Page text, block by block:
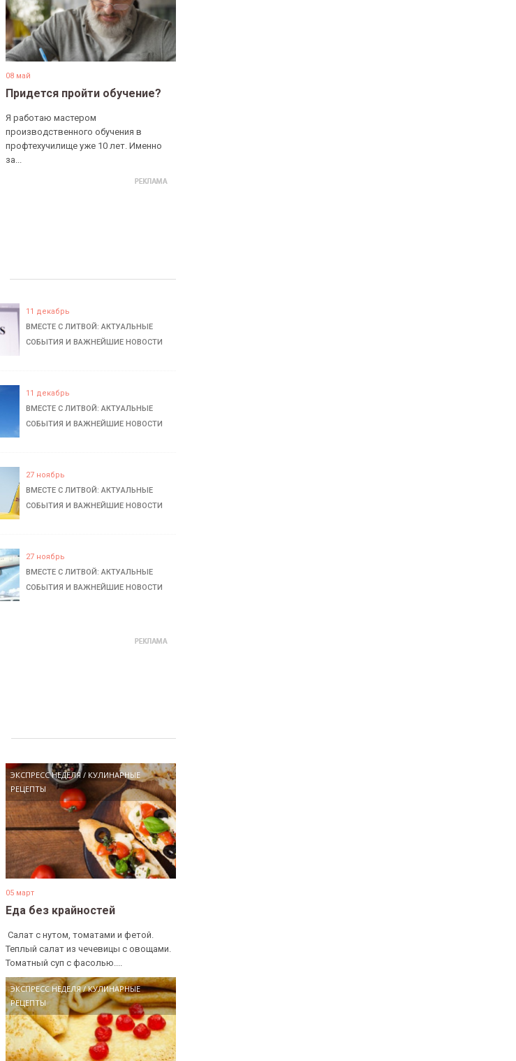
08 май
Придется пройти обучение?
Я работаю мастером
производственного обучения в
профтехучилище уже 10 лет. Именно
за...
11 декабрь
ВМЕСТЕ С ЛИТВОЙ: АКТУАЛЬНЫЕ
СОБЫТИЯ И ВАЖНЕЙШИЕ НОВОСТИ
11 декабрь
ВМЕСТЕ С ЛИТВОЙ: АКТУАЛЬНЫЕ
СОБЫТИЯ И ВАЖНЕЙШИЕ НОВОСТИ
27 ноябрь
ВМЕСТЕ С ЛИТВОЙ: АКТУАЛЬНЫЕ
СОБЫТИЯ И ВАЖНЕЙШИЕ НОВОСТИ
27 ноябрь
ВМЕСТЕ С ЛИТВОЙ: АКТУАЛЬНЫЕ
СОБЫТИЯ И ВАЖНЕЙШИЕ НОВОСТИ
ЭКСПРЕСС НЕДЕЛЯ/ КУЛИНАРНЫЕ
РЕЦЕПТЫ
05 март
Еда без крайностей
​ Салат с нутом, томатами и фетой. ​
Теплый салат из чечевицы с овощами. ​
Томатный суп с фасолью....
ЭКСПРЕСС НЕДЕЛЯ/КУЛИНАРНЫЕ
РЕЦЕПТЫ